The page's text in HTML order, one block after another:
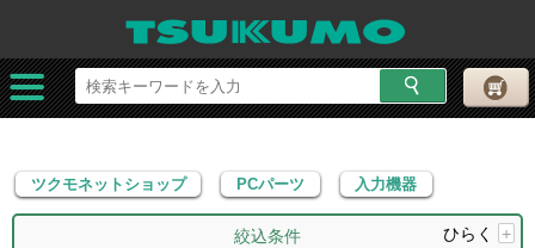
ツクモネットショップ PCパーツ
ツクモネットショップ PCパーツ 入力機器
絞込条件 ひらく +